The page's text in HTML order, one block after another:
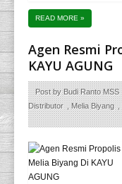
READ MORE »
Agen Resmi
KAYU AGUNG
Post byBudi Ranto MSS
Distributor ,Melia Biyang ,